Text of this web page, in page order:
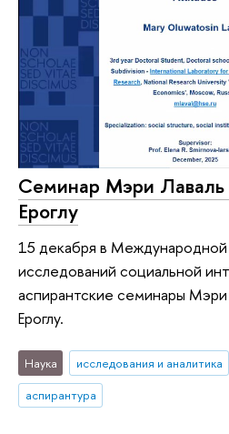
Семинар Мэри Лаваль
Ероглу
15 декабря в Международной
исследований социальной
аспирантские семинары Мэри
Ероглу.
Наука исследования и аналитика
аспирантура